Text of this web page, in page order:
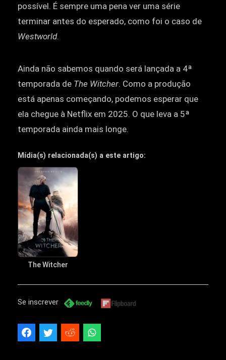
possível. É sempre uma pena ver uma série
terminar antes do esperado, como foi o caso de
Westworld.
Ainda não sabemos quando será lançada a 4ª
temporada de The Witcher. Como a produção
está apenas começando, podemos esperar que
ela chegue à Netflix em 2025. O que leva a 5ª
temporada ainda mais longe.
Mídia(s) relacionada(s) a este artigo:
The Witcher
Se inscrever